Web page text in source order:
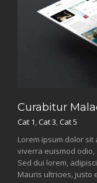
Curabitur
Cat 1,Cat 3,Cat 5
Lorem ipsum dolor sit
viverra euismod
Sed dui lorem,
Mauris ultricies, justo